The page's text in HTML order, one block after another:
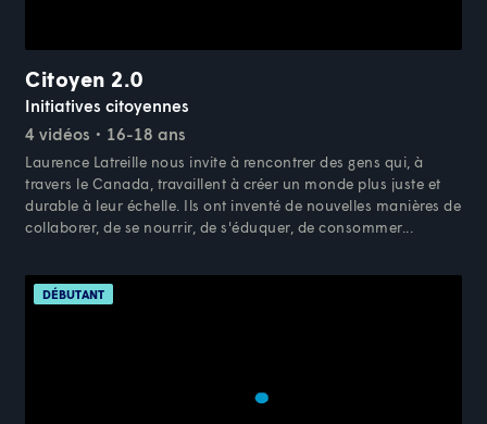
Citoyen 2.0
Initiatives citoyennes
4 vidéos
16-18 ans
Laurence Latreille nous invite à rencontrer des gens qui, à
travers le Canada, travaillent à créer un monde plus juste et
durable à leur échelle. Ils ont inventé de nouvelles manières de
collaborer, de se nourrir, de s'éduquer, de consommer...
DÉBUTANT